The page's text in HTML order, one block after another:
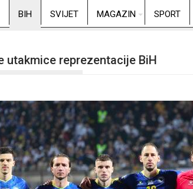
BIH SVIJET MAGAZIN SPORT
utakmice reprezentacije BiH